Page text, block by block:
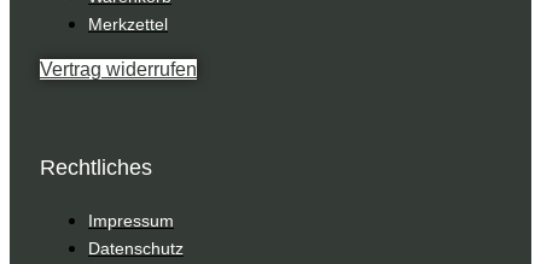
Merkzettel
Vertrag widerrufen
Rechtliches
Impressum
Datenschutz